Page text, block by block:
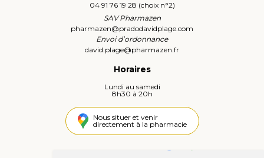
04 91 76 19 28 (choix n°2)
SAV Pharmazen
pharmazen@pradodavidplage.com
Envoi d’ordonnance
david.plage@pharmazen.fr
Horaires
Lundi au samedi
8h30 à 20h
Nous situer et venir
directement à la pharmacie